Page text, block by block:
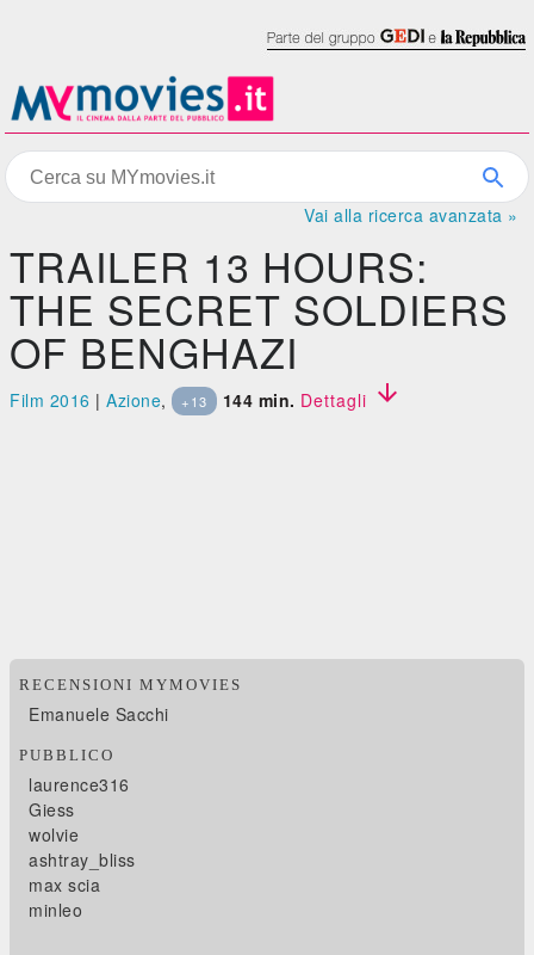
Vai alla ricerca avanzata »
TRAILER 13 HOURS:
THE SECRET SOLDIERS
OF BENGHAZI
Film 2016 |Azione, +13 144 min. Dettagli 
RECENSIONI MYMOVIES
Emanuele Sacchi
PUBBLICO
laurence316
Giess
wolvie
ashtray_bliss
max scia
minleo